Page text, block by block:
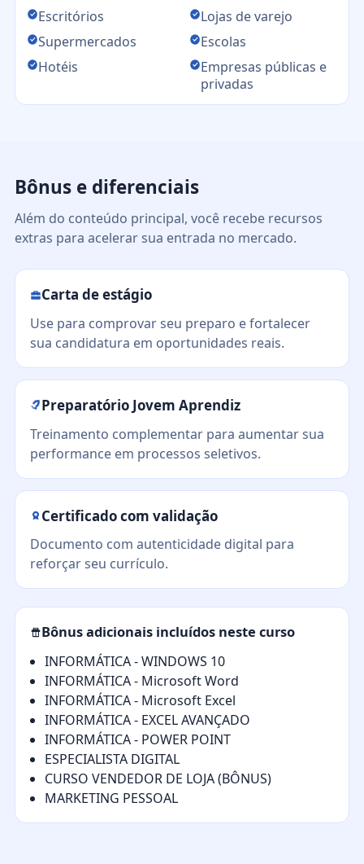
Escritórios
Lojas de varejo
Supermercados
Escolas
Hotéis
Empresas públicas e
privadas
Bônus e diferenciais
Além do conteúdo principal, você recebe recursos
extras para acelerar sua entrada no mercado.
Carta de estágio
Use para comprovar seu preparo e fortalecer
sua candidatura em oportunidades reais.
Preparatório Jovem Aprendiz
Treinamento complementar para aumentar sua
performance em processos seletivos.
Certificado com validação
Documento com autenticidade digital para
reforçar seu currículo.
Bônus adicionais incluídos neste curso
INFORMÁTICA - WINDOWS 10
INFORMÁTICA - Microsoft Word
INFORMÁTICA - Microsoft Excel
INFORMÁTICA - EXCEL AVANÇADO
INFORMÁTICA - POWER POINT
ESPECIALISTA DIGITAL
CURSO VENDEDOR DE LOJA (BÔNUS)
MARKETING PESSOAL